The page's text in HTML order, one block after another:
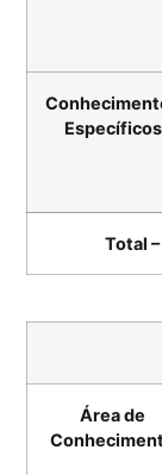
Específicos
Total
Área de